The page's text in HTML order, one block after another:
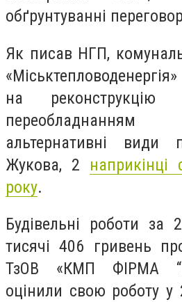
обґрунтуванні
Як писав НГП,
на
альтернативні
Жукова, 2 наприкінці
року.
Будівельні роботи за
тисячі 406 гривень
ТзОВ «КМП ФІРМА
оцінили свою роботу у